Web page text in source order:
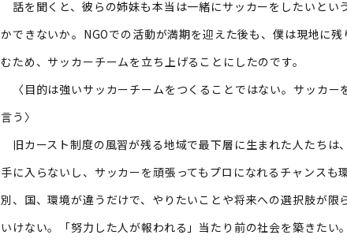
話を聞くと、彼らの姉妹も本当は一緒にサッカーをしたいとい
かできないか――。NGOでの活動が満期を迎えた後も、僕は現地に
むため、サッカーチームを立ち上げることにしたのです。
〈目的は強いサッカーチームをつくることではない。サッカー
言う〉
旧カースト制度の風習が残る地域で最下層に生まれた人たちは
手に入らないし、サッカーを頑張ってもプロになれるチャンスも
別、国、環境が違うだけで、やりたいことや将来への選択肢が限
いけない。「努力した人が報われる」当たり前の社会を築きたい